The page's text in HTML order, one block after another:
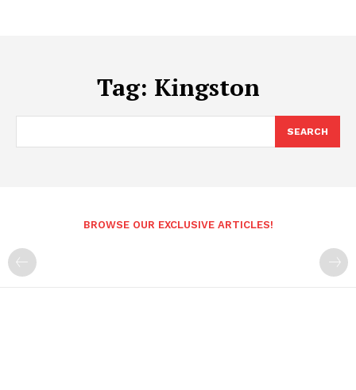
Tag: Kingston
SEARCH
BROWSE OUR EXCLUSIVE ARTICLES!